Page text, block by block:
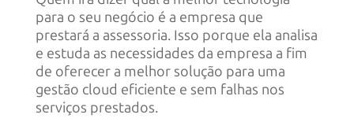
para o seu negócio é a empresa que
prestará a assessoria. Isso porque ela analisa
e estuda as necessidades da empresa a fim
de oferecer a melhor solução para uma
gestão cloud eficiente e sem falhas nos
serviços prestados.